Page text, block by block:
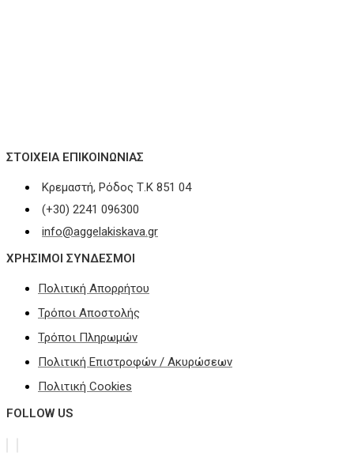
ΣΤΟΙΧΕΊΑ ΕΠΙΚΟΙΝΩΝΊΑΣ
Κρεμαστή, Ρόδος Τ.Κ 851 04
(+30) 2241 096300
info@aggelakiskava.gr
ΧΡΗΣΙΜΟΙ ΣΥΝΔΕΣΜΟΙ
Πολιτική Απορρήτου
Τρόποι Αποστολής
Τρόποι Πληρωμών
Πολιτική Επιστροφών / Ακυρώσεων
Πολιτική Cookies
FOLLOW US